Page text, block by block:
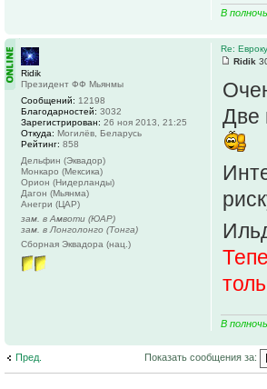
В
Re:
Ridik
Две
В
Ridik
Президент ФФ Мьянмы
Сообщений: 12198
Благодарностей: 3032
Зарегистрирован: 26 ноя 2013, 21:25
Откуда: Могилёв, Беларусь
Рейтинг: 858
Дельфин (Эквадор)
Монкаро (Мексика)
Орион (Нидерланды)
Дагон (Мьянма)
Анегри (ЦАР)
зам. в Амвоти (ЮАР)
зам. в Лонголонго (Тонга)
Сборная Эквадора (нац.)
Пред. Показать сообщения за: